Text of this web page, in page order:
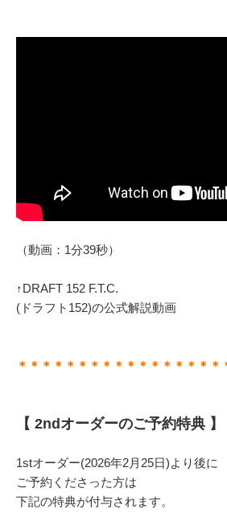
（動画：1分39秒）
↑DRAFT 152 F.T.C.
(ドラフト152)の公式解説動画
＊＊＊＊＊＊＊＊＊＊＊＊＊＊＊＊＊
【 2ndオーダーのご予約特典 】
1stオーダー(2026年2月25日)より後に
ご予約くださった方は
下記の特典が付与されます。